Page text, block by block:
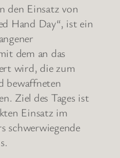
den Einsatz von
Hand Day“, ist ein
dem an das
wird, die zum
bewaffneten
Ziel des Tages ist
Einsatz im
schwerwiegende